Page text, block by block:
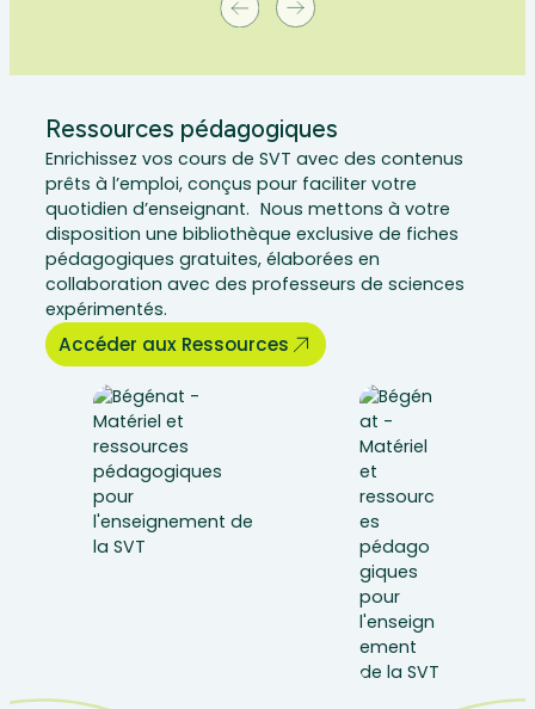
Ressources pédagogiques
Enrichissez vos cours de SVT avec des contenus
prêts à l’emploi, conçus pour faciliter votre
quotidien d’enseignant. Nous mettons à votre
disposition une bibliothèque exclusive de fiches
pédagogiques gratuites, élaborées en
collaboration avec des professeurs de sciences
expérimentés.
Accéder aux Ressources